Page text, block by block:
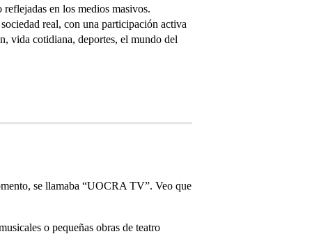
en los medios masivos.
real, con una participación activa
vida cotidiana, deportes, el mundo del
se llamaba “UOCRA TV”. Veo que
o pequeñas obras de teatro